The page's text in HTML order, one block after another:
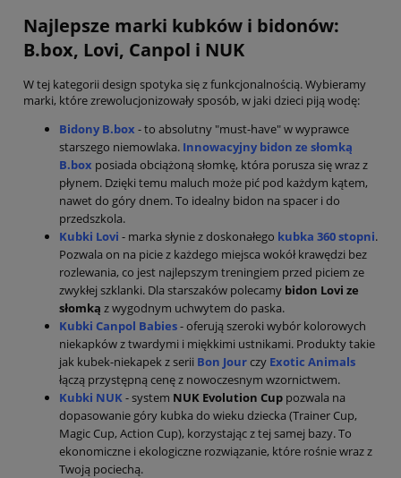
Najlepsze marki kubków i bidonów:
B.box, Lovi, Canpol i NUK
W tej kategorii design spotyka się z funkcjonalnością. Wybieramy
marki, które zrewolucjonizowały sposób, w jaki dzieci piją wodę:
Bidony B.box - to absolutny "must-have" w wyprawce
starszego niemowlaka. Innowacyjny bidon ze słomką
B.box posiada obciążoną słomkę, która porusza się wraz z
płynem. Dzięki temu maluch może pić pod każdym kątem,
nawet do góry dnem. To idealny bidon na spacer i do
przedszkola.
Kubki Lovi - marka słynie z doskonałego kubka 360 stopni.
Pozwala on na picie z każdego miejsca wokół krawędzi bez
rozlewania, co jest najlepszym treningiem przed piciem ze
zwykłej szklanki. Dla starszaków polecamy bidon Lovi ze
słomką z wygodnym uchwytem do paska.
Kubki Canpol Babies- oferują szeroki wybór kolorowych
niekapków z twardymi i miękkimi ustnikami. Produkty takie
jak kubek-niekapek z serii Bon Jourczy Exotic Animals
łączą przystępną cenę z nowoczesnym wzornictwem.
Kubki NUK- system NUK Evolution Cup pozwala na
dopasowanie góry kubka do wieku dziecka (Trainer Cup,
Magic Cup, Action Cup), korzystając z tej samej bazy. To
ekonomiczne i ekologiczne rozwiązanie, które rośnie wraz z
Twoją pociechą.